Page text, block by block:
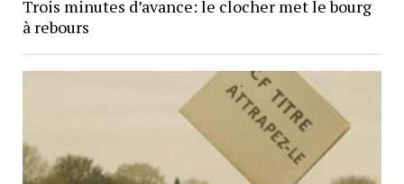
Trois minutes d’avance: le clocher met le bourg
à rebours